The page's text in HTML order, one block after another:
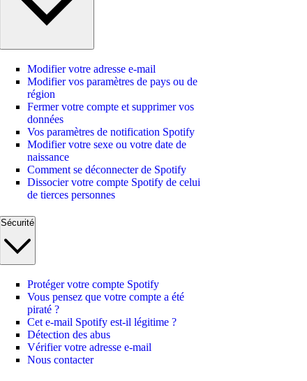
Modifier votre adresse e-mail
Modifier vos paramètres de pays ou de
région
Fermer votre compte et supprimer vos
données
Vos paramètres de notification Spotify
Modifier votre sexe ou votre date de
naissance
Comment se déconnecter de Spotify
Dissocier votre compte Spotify de celui
de tierces personnes
Sécurité
Protéger votre compte Spotify
Vous pensez que votre compte a été
piraté ?
Cet e-mail Spotify est-il légitime ?
Détection des abus
Vérifier votre adresse e-mail
Nous contacter